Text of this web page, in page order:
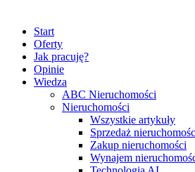
Start
Oferty
Jak pracuję?
Opinie
Wiedza
ABC Nieruchomości
Nieruchomości
Wszystkie artykuły
Sprzedaż
Zakup nieruchomości
Wynajem